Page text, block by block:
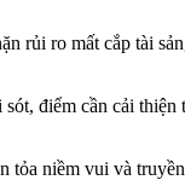
rủi ro mất cắp tài
điểm cần cải
tỏa niềm vui và